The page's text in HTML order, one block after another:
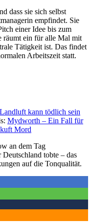
dass sie sich selbst
empfindet. Sie
einer Idee bis zum
räumt ein für alle Mal mit
Tätigkeit ist. Das findet
Arbeitszeit statt.
kann tödlich sein
Mydworth – Ein Fall für
Mord
an dem Tag
tobte – das
auf die Tonqualität.